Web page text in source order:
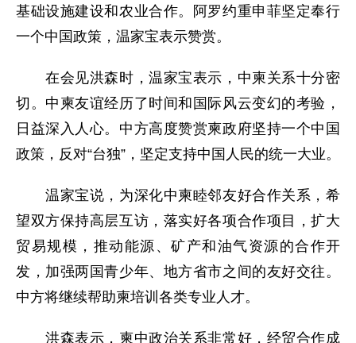
基础设施建设和农业合作。阿罗约重申菲坚定奉行
一个中国政策，温家宝表示赞赏。
在会见洪森时，温家宝表示，中柬关系十分密
切。中柬友谊经历了时间和国际风云变幻的考验，
日益深入人心。中方高度赞赏柬政府坚持一个中国
政策，反对“台独”，坚定支持中国人民的统一大业。
温家宝说，为深化中柬睦邻友好合作关系，希
望双方保持高层互访，落实好各项合作项目，扩大
贸易规模，推动能源、矿产和油气资源的合作开
发，加强两国青少年、地方省市之间的友好交往。
中方将继续帮助柬培训各类专业人才。
洪森表示，柬中政治关系非常好，经贸合作成